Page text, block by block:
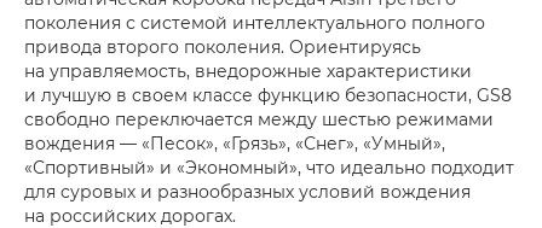
поколения с системой интеллектуального полного
привода второго поколения. Ориентируясь
на управляемость, внедорожные характеристики
и лучшую в своем классе функцию безопасности, GS8
свободно переключается между шестью режимами
вождения — «Песок», «Грязь», «Снег», «Умный»,
«Спортивный» и «Экономный», что идеально подходит
для суровых и разнообразных условий вождения
на российских дорогах.